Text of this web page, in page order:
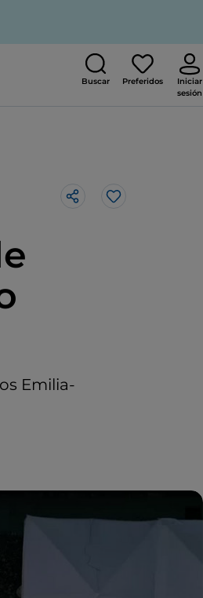
Buscar Preferidos
Iniciar
sesión
Emilia-
Me gusta